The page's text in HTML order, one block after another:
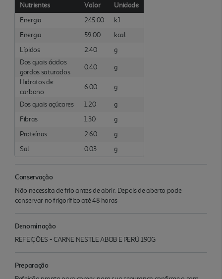
Nutrientes Valor
Unidade
Energia
245.00
kJ
Energia
59.00
kcal
Lípidos
2.40
g
Dos quais ácidos
gordos saturados
0.40
g
Hidratos de
carbono
6.00 g
Dos quais açúcares 1.20
g
Fibras
1.30
g
Proteínas
2.60
g
Sal
0.03 g
Conservação
Não necessita de frio antes de abrir. Depois de aberto pode
conservar no frigorífico até 48 horas
Denominação
REFEIÇÕES - CARNE NESTLE ABOB E PERÚ 190G
Preparação